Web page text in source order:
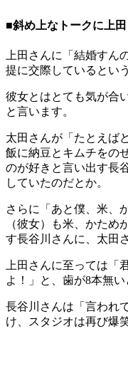
■斜め上なトークに上
上田さんに「結婚すん
提に交際しているとい
彼女とはとても気が合
と言います。
太田さんが「たとえば
飯に納豆とキムチをの
のが好きと言い出す長
していたのだとか。
さらに「あと僕、米、
（彼女）も米、かため
す長谷川さんに、太田
上田さんに至っては「
よ！」と、歯が8本無
長谷川さんは「言われ
け、スタジオは再び爆